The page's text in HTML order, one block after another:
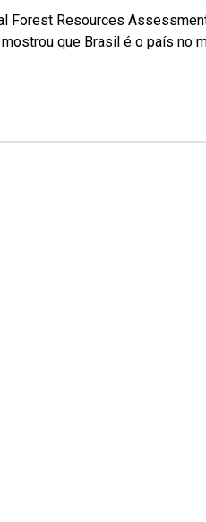
Forest Resources
que Brasil é o país no